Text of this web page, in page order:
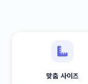
맞춤 사이즈